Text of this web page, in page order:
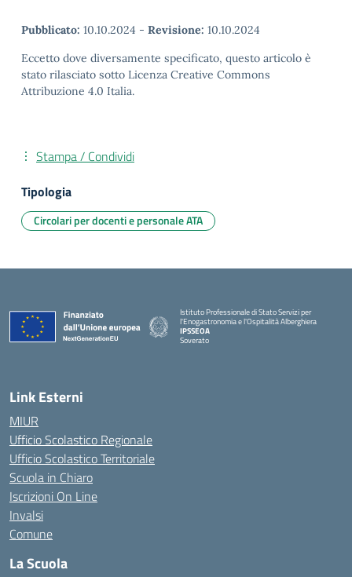
Pubblicato: 10.10.2024 - Revisione: 10.10.2024
Eccetto dove diversamente specificato, questo articolo è
stato rilasciato sotto Licenza Creative Commons
Attribuzione 4.0 Italia.
Stampa / Condividi
Tipologia
Circolari per docenti e personale ATA
Istituto Professionale di Stato Servizi per
l'Enogastronomia e l'Ospitalità Alberghiera
IPSSEOA
Soverato
Link Esterni
MIUR
Ufficio Scolastico Regionale
Ufficio Scolastico Territoriale
Scuola in Chiaro
Iscrizioni On Line
Invalsi
Comune
La Scuola